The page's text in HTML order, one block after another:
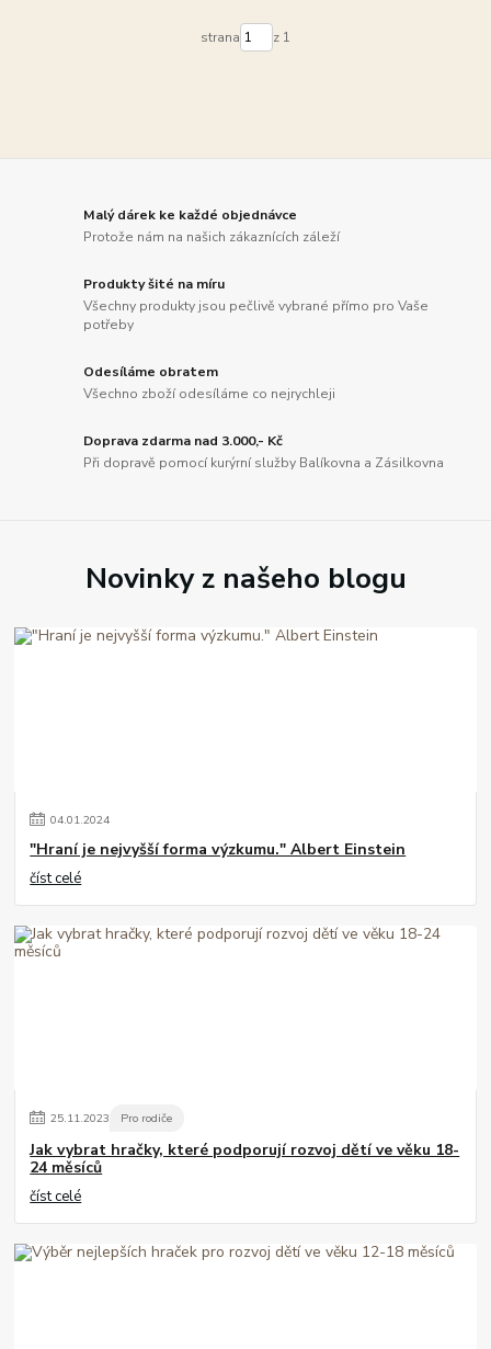
strana z 1
Malý dárek ke každé objednávce
Protože nám na našich zákaznících záleží
Produkty šité na míru
Všechny produkty jsou pečlivě vybrané přímo pro Vaše
potřeby
Odesíláme obratem
Všechno zboží odesíláme co nejrychleji
Doprava zdarma nad 3.000,- Kč
Při dopravě pomocí kurýrní služby Balíkovna a Zásilkovna
Novinky z našeho blogu
04.01.2024
"Hraní je nejvyšší forma výzkumu." Albert Einstein
číst celé
25.11.2023 Pro rodiče
Jak vybrat hračky, které podporují rozvoj dětí ve věku 18-
24 měsíců
číst celé